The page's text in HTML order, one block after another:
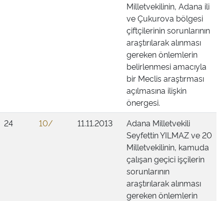
Milletvekilinin, Adana ili
ve Çukurova bölgesi
çiftçilerinin sorunlarının
araştırılarak alınması
gereken önlemlerin
belirlenmesi amacıyla
bir Meclis araştırması
açılmasına ilişkin
önergesi.
24
10/ 11.11.2013
Adana Milletvekili
Seyfettin YILMAZ ve 20
Milletvekilinin, kamuda
çalışan geçici işçilerin
sorunlarının
araştırılarak alınması
gereken önlemlerin